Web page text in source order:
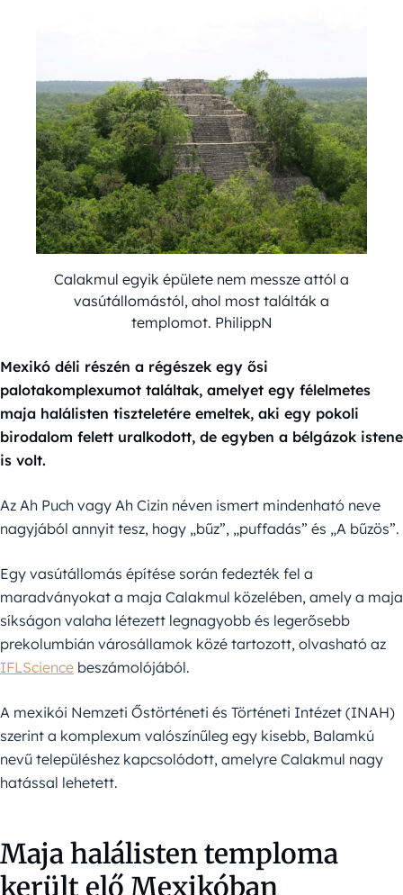
Calakmul egyik épülete nem messze attól a
vasútállomástól, ahol most találták a
templomot. PhilippN
Mexikó déli részén a régészek egy ősi
palotakomplexumot találtak, amelyet egy félelmetes
maja halálisten tiszteletére emeltek, aki egy pokoli
birodalom felett uralkodott, de egyben a bélgázok istene
is volt.
Az Ah Puch vagy Ah Cizin néven ismert mindenható neve
nagyjából annyit tesz, hogy „bűz”, „puffadás” és „A bűzös”.
Egy vasútállomás építése során fedezték fel a
maradványokat a maja Calakmul közelében, amely a maja
síkságon valaha létezett legnagyobb és legerősebb
prekolumbián városállamok közé tartozott, olvasható az
IFLScience beszámolójából.
A mexikói Nemzeti Őstörténeti és Történeti Intézet (INAH)
szerint a komplexum valószínűleg egy kisebb, Balamkú
nevű településhez kapcsolódott, amelyre Calakmul nagy
hatással lehetett.
Maja halálisten temploma
került elő Mexikóban